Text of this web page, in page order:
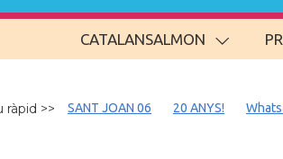
CATALANSALMON
ràpid >> SANT JOAN 06 20 ANYS!